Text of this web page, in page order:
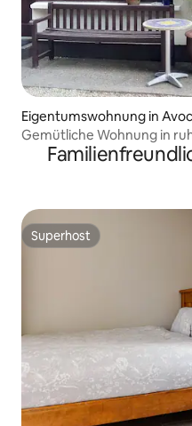
Eigentumswohnung in
Gemütliche Wohnung in
Blick
Superhost
Superhost